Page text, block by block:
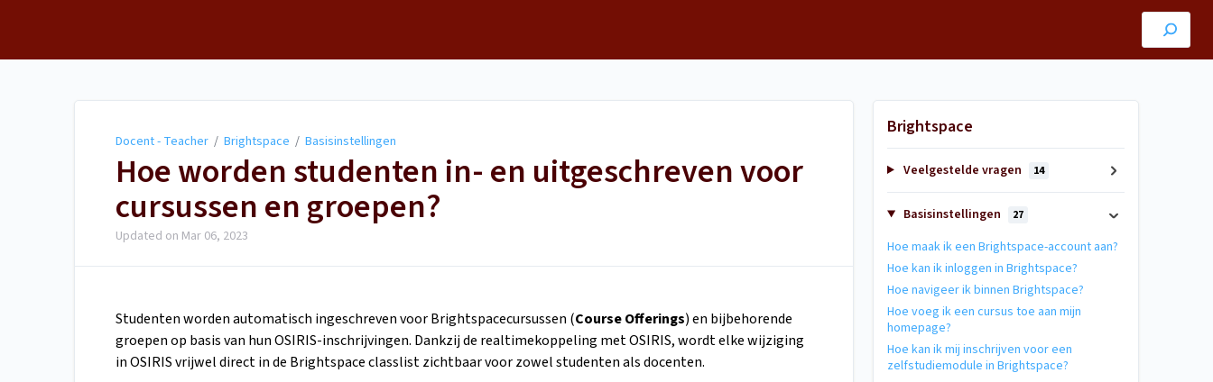
Docent - Teacher / Brightspace / Basisinstellingen
Hoe worden studenten in- en uitgeschreven voor
cursussen en groepen?
Updated on Mar 06, 2023
Studenten worden automatisch ingeschreven voor Brightspacecursussen (Course Offerings) en bijbehorende
groepen op basis van hun OSIRIS-inschrijvingen. Dankzij de realtimekoppeling met OSIRIS, wordt elke wijziging
in OSIRIS vrijwel direct in de Brightspace classlist zichtbaar voor zowel studenten als docenten.
Brightspace
Veelgestelde vragen 14
Basisinstellingen 27
Hoe maak ik een Brightspace-account aan?
Hoe kan ik inloggen in Brightspace?
Hoe navigeer ik binnen Brightspace?
Hoe voeg ik een cursus toe aan mijn
homepage?
Hoe kan ik mij inschrijven voor een
zelfstudiemodule in Brightspace?